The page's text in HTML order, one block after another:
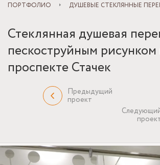
ПОРТФОЛИО ДУШЕВЫЕ СТЕКЛЯННЫЕ
Стеклянная душевая
пескоструйным рисунком
проспекте Стачек
Предыдущий
проект